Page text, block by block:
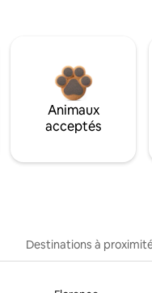
Animaux
acceptés
Destinations à